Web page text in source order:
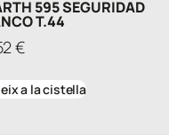
595 SEGURIDAD
T.44
€
a la cistella